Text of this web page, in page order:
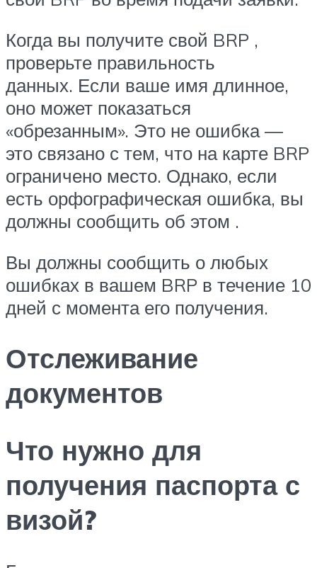
Когда вы получите свой BRP ,
проверьте правильность
данных. Если ваше имя длинное,
оно может показаться
«обрезанным». Это не ошибка —
это связано с тем, что на карте BRP
ограничено место. Однако, если
есть орфографическая ошибка, вы
должны сообщить об этом .
Вы должны сообщить о любых
ошибках в вашем BRP в течение 10
дней с момента его получения.
Отслеживание
документов
Что нужно для
получения паспорта с
визой?